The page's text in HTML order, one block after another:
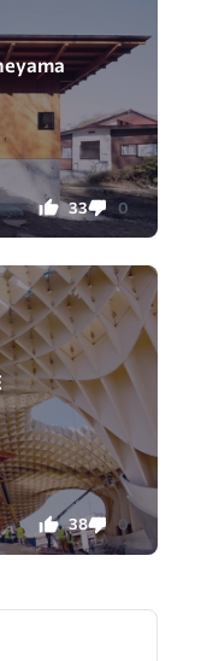
33 0
38 0